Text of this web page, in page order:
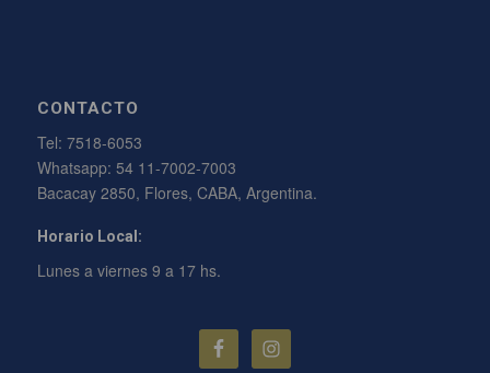
CONTACTO
Tel: 7518-6053
Whatsapp: 54 11-7002-7003
Bacacay 2850, Flores, CABA, Argentina.
Horario Local:
Lunes a viernes 9 a 17 hs.